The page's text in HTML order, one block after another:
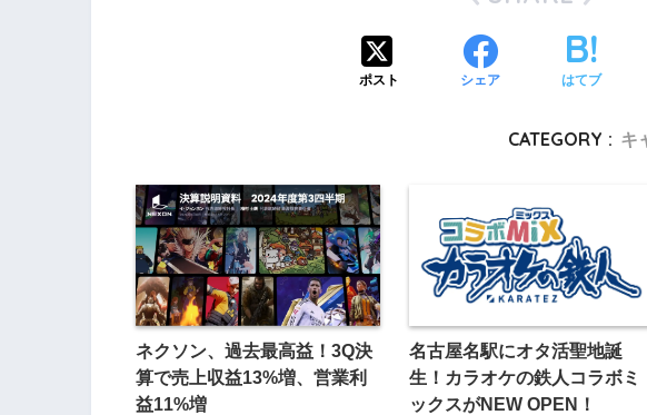
ポスト シェア はてブ
CATEGORY : キ
ネクソン、過去最高益！3Q決
算で売上収益13%増、営業利
益11%増
名古屋名駅にオタ活聖地誕
生！カラオケの鉄人コラボミ
ックスがNEW OPEN！